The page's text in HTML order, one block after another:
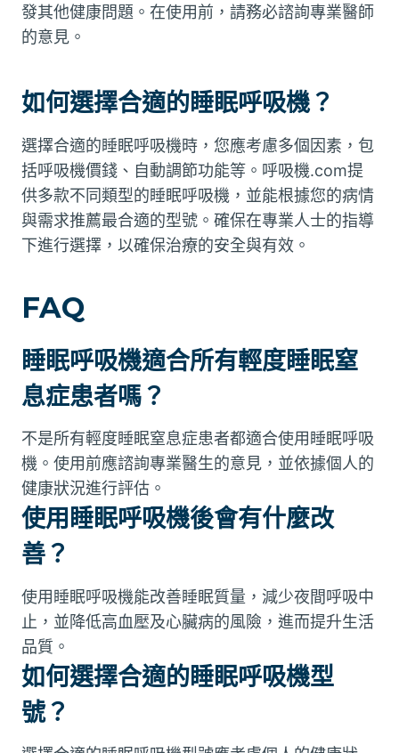
發其他健康問題。在使用前，請務必諮詢專業醫師
的意見。
如何選擇合適的睡眠呼吸機？
選擇合適的睡眠呼吸機時，您應考慮多個因素，包
括呼吸機價錢、自動調節功能等。呼吸機.com提
供多款不同類型的睡眠呼吸機，並能根據您的病情
與需求推薦最合適的型號。確保在專業人士的指導
下進行選擇，以確保治療的安全與有效。
FAQ
睡眠呼吸機適合所有輕度睡眠窒
息症患者嗎？
不是所有輕度睡眠窒息症患者都適合使用睡眠呼吸
機。使用前應諮詢專業醫生的意見，並依據個人的
健康狀況進行評估。
使用睡眠呼吸機後會有什麼改
善？
使用睡眠呼吸機能改善睡眠質量，減少夜間呼吸中
止，並降低高血壓及心臟病的風險，進而提升生活
品質。
如何選擇合適的睡眠呼吸機型
號？